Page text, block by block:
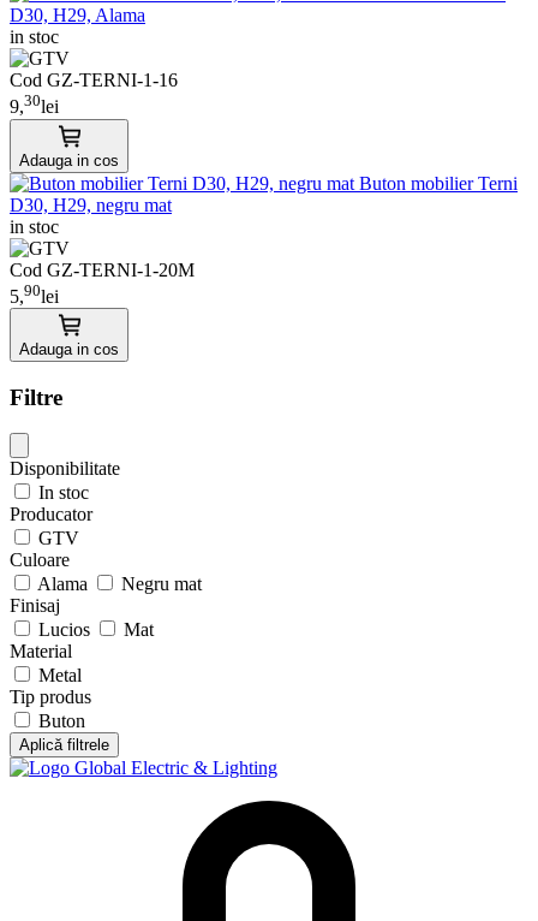
D30, H29, Alama
in stoc
Cod GZ-TERNI-1-16
9,30lei
Adauga in cos
Buton mobilier Terni
D30, H29, negru mat
in stoc
Cod GZ-TERNI-1-20M
5,90lei
Adauga in cos
Filtre
Disponibilitate
In stoc
Producator
GTV
Culoare
Alama
Negru mat
Finisaj
Lucios
Mat
Material
Metal
Tip produs
Buton
Aplică filtrele